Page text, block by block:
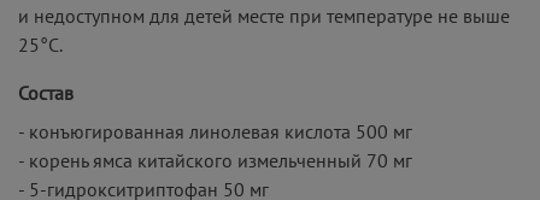
и недоступном для детей месте при температуре не выше
25°С.
Состав
- конъюгированная линолевая кислота 500 мг
- корень ямса китайского измельченный 70 мг
- 5-гидрокситриптофан 50 мг